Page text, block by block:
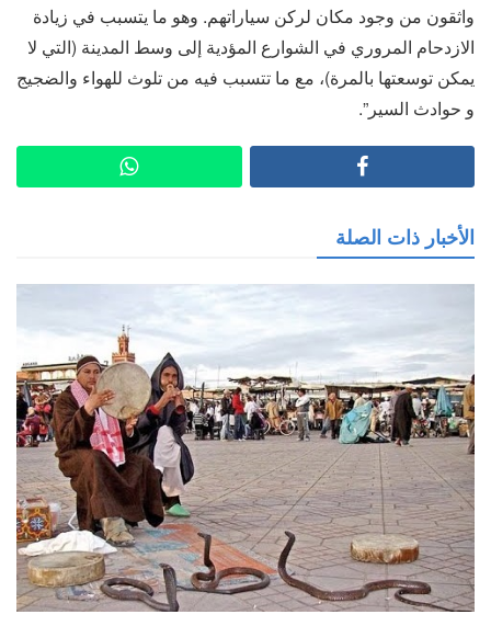
واثقون من وجود مكان لركن سياراتهم. وهو ما يتسبب في زيادة
الازدحام المروري في الشوارع المؤدية إلى وسط المدينة (التي لا
يمكن توسعتها بالمرة)، مع ما تتسبب فيه من تلوث للهواء والضجيج
و حوادث السير”.
الأخبار ذات الصلة